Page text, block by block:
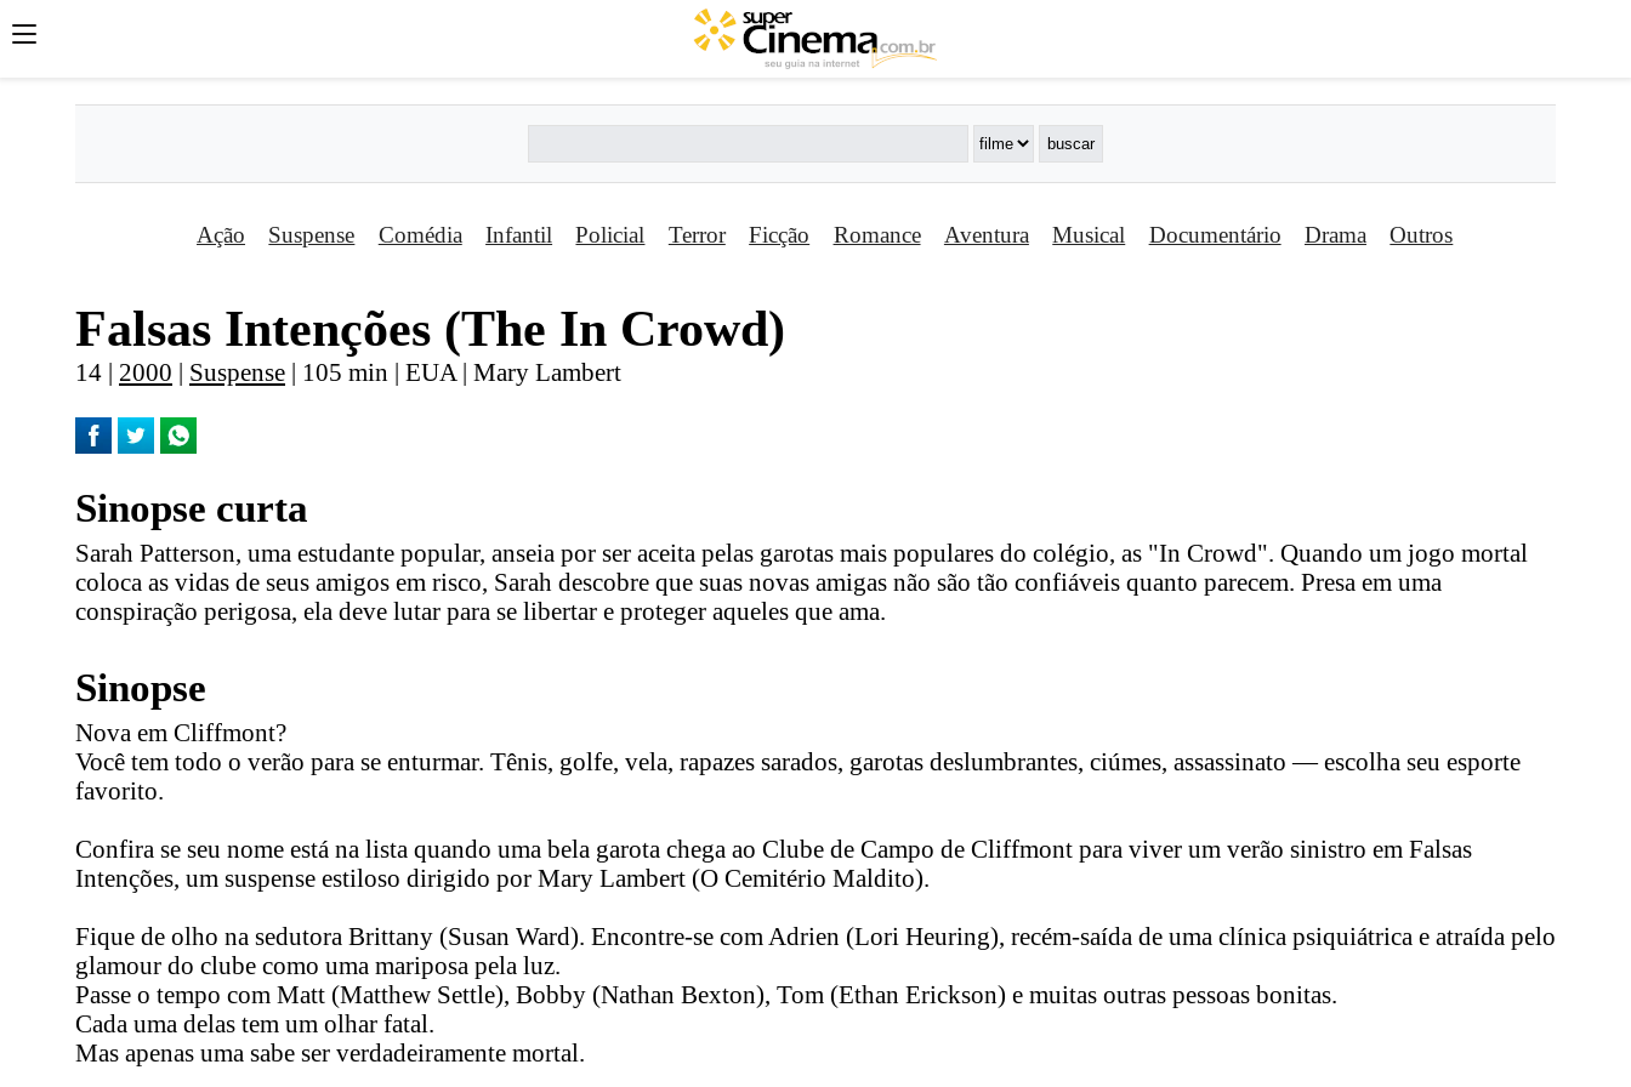
Ação Suspense Comédia Infantil Policial Terror Ficção Romance Aventura Musical Documentário Drama Outros
Falsas Intenções (The In Crowd)
14 | 2000 | Suspense | 105 min | EUA | Mary Lambert
Sinopse curta
Sarah Patterson, uma estudante popular, anseia por ser aceita pelas garotas mais populares do colégio, as "In Crowd". Quando um jogo mortal
coloca as vidas de seus amigos em risco, Sarah descobre que suas novas amigas não são tão confiáveis quanto parecem. Presa em uma
conspiração perigosa, ela deve lutar para se libertar e proteger aqueles que ama.
Sinopse
Nova em Cliffmont?
Você tem todo o verão para se enturmar. Tênis, golfe, vela, rapazes sarados, garotas deslumbrantes, ciúmes, assassinato — escolha seu esporte
favorito.
Confira se seu nome está na lista quando uma bela garota chega ao Clube de Campo de Cliffmont para viver um verão sinistro em Falsas
Intenções, um suspense estiloso dirigido por Mary Lambert (O Cemitério Maldito).
Fique de olho na sedutora Brittany (Susan Ward). Encontre-se com Adrien (Lori Heuring), recém-saída de uma clínica psiquiátrica e atraída pelo
glamour do clube como uma mariposa pela luz.
Passe o tempo com Matt (Matthew Settle), Bobby (Nathan Bexton), Tom (Ethan Erickson) e muitas outras pessoas bonitas.
Cada uma delas tem um olhar fatal.
Mas apenas uma sabe ser verdadeiramente mortal.